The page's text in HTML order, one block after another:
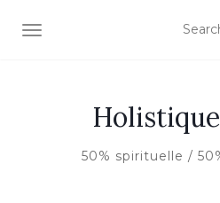
AFFICHER/MASQUER LA
50% spirituelle /